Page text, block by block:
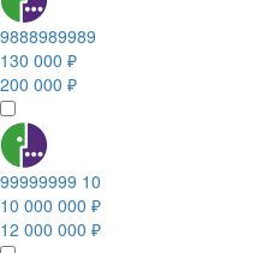
9888989989
130 000 ₽
200 000 ₽
99999999 10
10 000 000 ₽
12 000 000 ₽